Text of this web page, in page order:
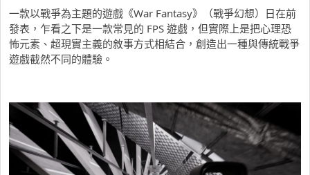
一款以戰爭為主題的遊戲《War Fantasy》（戰爭幻想）日在前
發表，乍看之下是一款常見的 FPS 遊戲，但實際上是把心理恐
怖元素、超現實主義的敘事方式相結合，創造出一種與傳統戰爭
遊戲截然不同的體驗。